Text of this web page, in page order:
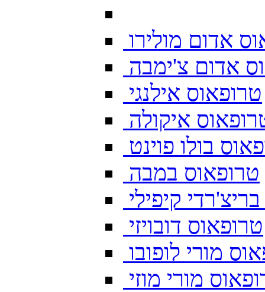
אדום מולירו
אדום צ'ימבה
טרופאוס אילנגי
איקולה
בולו פוינט
טרופאוס במבה
קיפילי
טרופאוס דובויזי
מורי לופובו
מורי מוזי